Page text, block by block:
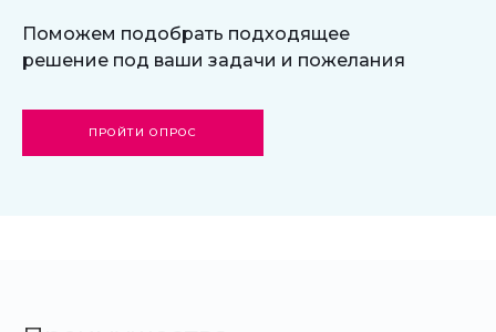
Поможем подобрать подходящее
решение под ваши задачи и пожелания
ПРОЙТИ ОПРОС